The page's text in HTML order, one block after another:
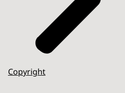
Copyright